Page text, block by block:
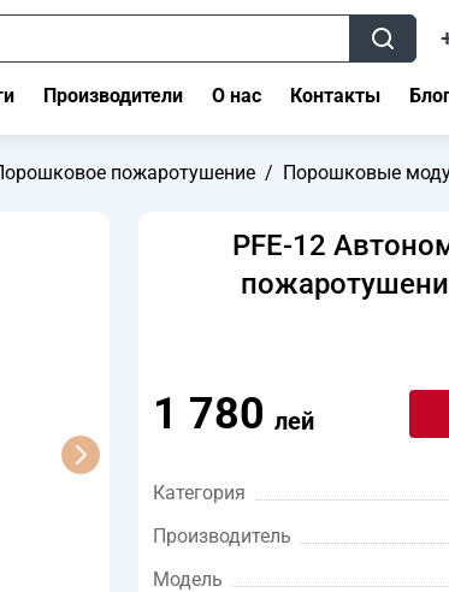
Производители О нас Контакты
пожаротушение / Порошковые
PFE-12
1 780 лей
Категория
Производитель
Модель